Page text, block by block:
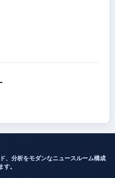
、分析をモダンなニュースルーム構成
。